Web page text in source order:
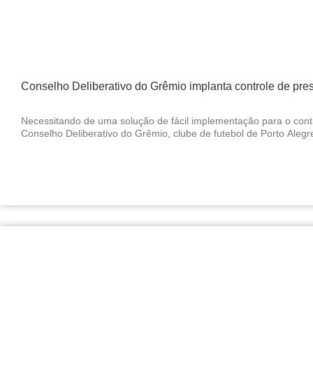
Conselho Deliberativo do Grêmio implanta controle de
Necessitando de uma solução de fácil implementação para o
Conselho Deliberativo do Grêmio, clube de futebol de Porto